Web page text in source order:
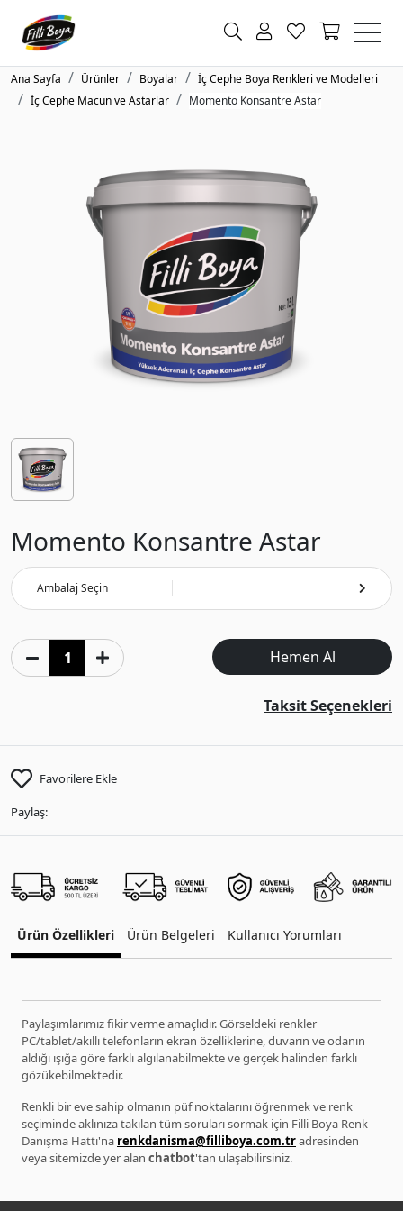
Ana Sayfa Ürünler Boyalar
İç Cephe Boya Renkleri ve Modelleri
İç Cephe Macun ve Astarlar
Momento Konsantre Astar
Momento Konsantre Astar
Ambalaj Seçin
Hemen Al
Taksit Seçenekleri
Favorilere Ekle
Paylaş:
Ürün Özellikleri Ürün Belgeleri Kullanıcı Yorumları
Paylaşımlarımız fikir verme amaçlıdır. Görseldeki renkler
PC/tablet/akıllı telefonların ekran özelliklerine, duvarın ve odanın
aldığı ışığa göre farklı algılanabilmekte ve gerçek halinden farklı
gözükebilmektedir.
Renkli bir eve sahip olmanın püf noktalarını öğrenmek ve renk
seçiminde aklınıza takılan tüm soruları sormak için Filli Boya Renk
Danışma Hattı'na renkdanisma@filliboya.com.tradresinden
veya sitemizde yer alan chatbot'tan ulaşabilirsiniz.